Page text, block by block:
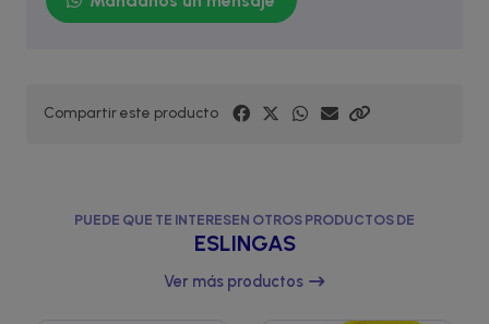
Compartir este producto
PUEDE QUE TE INTERESEN OTROS PRODUCTOS DE
ESLINGAS
Ver más productos